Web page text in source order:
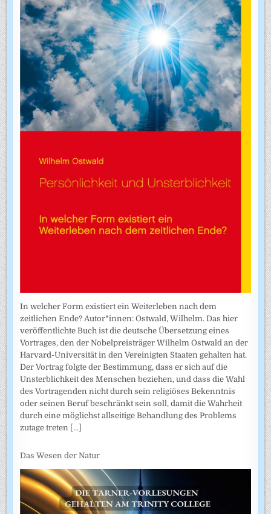
In welcher Form existiert ein Weiterleben nach dem
zeitlichen Ende? Autor*innen: Ostwald, Wilhelm. Das hier
veröffentlichte Buch ist die deutsche Übersetzung eines
Vortrages, den der Nobelpreisträger Wilhelm Ostwald an der
Harvard-Universität in den Vereinigten Staaten gehalten hat.
Der Vortrag folgte der Bestimmung, dass er sich auf die
Unsterblichkeit des Menschen beziehen, und dass die Wahl
des Vortragenden nicht durch sein religiöses Bekenntnis
oder seinen Beruf beschränkt sein soll, damit die Wahrheit
durch eine möglichst allseitige Behandlung des Problems
zutage treten [...]
Das Wesen der Natur